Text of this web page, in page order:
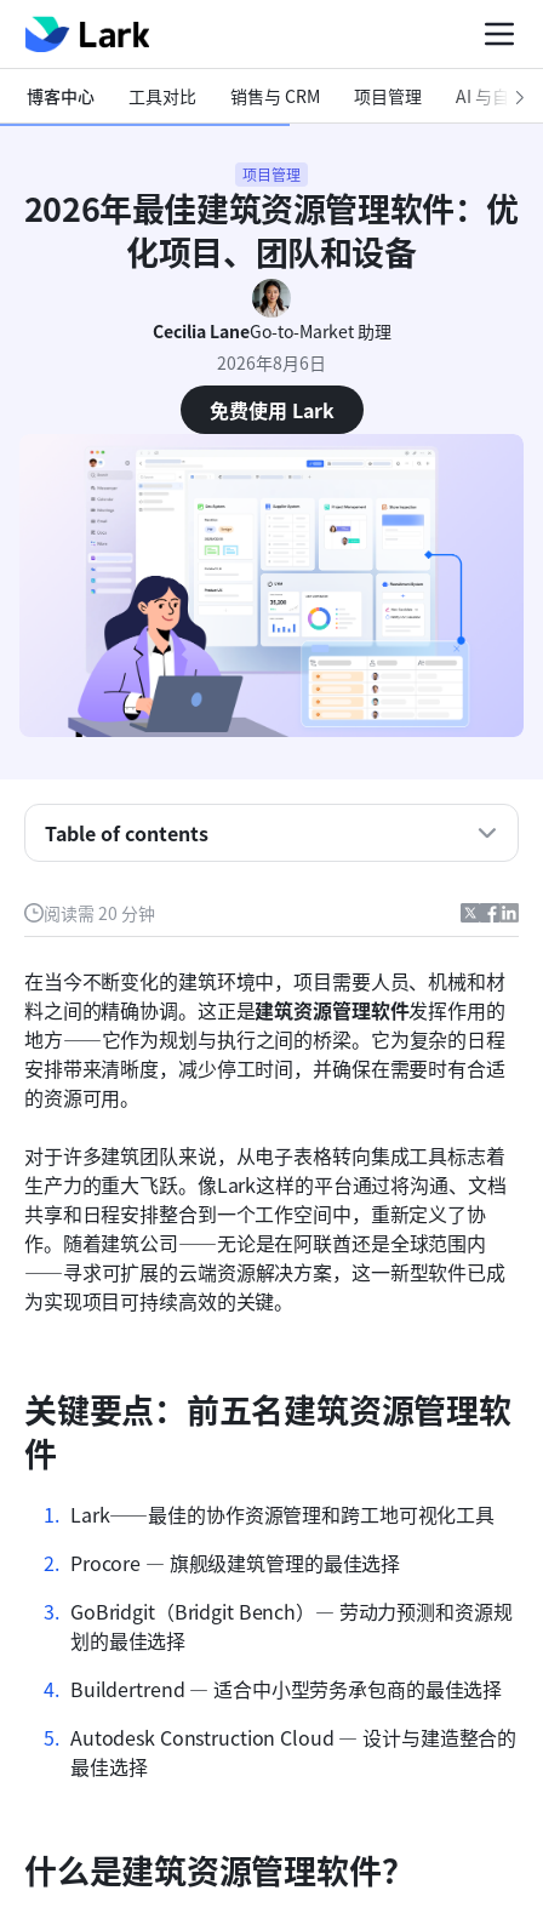
博客中心 工具对比 销售与 CRM 项目管理 AI 与自动化
项目管理
2026年最佳建筑资源管理软件：优
化项目、团队和设备
Cecilia LaneGo-to-Market 助理
2026年8月6日
免费使用 Lark
阅读需 20 分钟
在当今不断变化的建筑环境中，项目需要人员、机械和材
料之间的精确协调。这正是建筑资源管理软件发挥作用的
地方——它作为规划与执行之间的桥梁。它为复杂的日程
安排带来清晰度，减少停工时间，并确保在需要时有合适
的资源可用。
对于许多建筑团队来说，从电子表格转向集成工具标志着
生产力的重大飞跃。像Lark这样的平台通过将沟通、文档
共享和日程安排整合到一个工作空间中，重新定义了协
作。随着建筑公司——无论是在阿联酋还是全球范围内
——寻求可扩展的云端资源解决方案，这一新型软件已成
为实现项目可持续高效的关键。
关键要点：前五名建筑资源管理软
件
Lark——最佳的协作资源管理和跨工地可视化工具
Procore — 旗舰级建筑管理的最佳选择
GoBridgit（Bridgit Bench）— 劳动力预测和资源规
划的最佳选择
Buildertrend — 适合中小型劳务承包商的最佳选择
Autodesk Construction Cloud — 设计与建造整合的
最佳选择
什么是建筑资源管理软件？
Table of contents
关键要点：前五名建筑资源管理软件
什么是建筑资源管理软件？
为什么每个建筑公司都需要资源管理系统
建筑资源管理软件的关键功能特点
2026年十大建筑资源管理软件工具
如何为您的建筑企业选择合适的软件
塑造建筑资源管理软件的新兴趋势
结论
常见问题
相关阅读